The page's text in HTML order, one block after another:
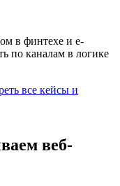
в финтехе и e-
по каналам в логике
все кейсы и
веб-